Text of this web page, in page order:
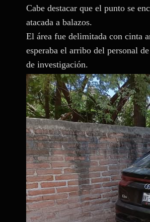
Cabe destacar que el punto se
atacada a balazos.
El área fue delimitada con cinta
esperaba el arribo del personal
de investigación.